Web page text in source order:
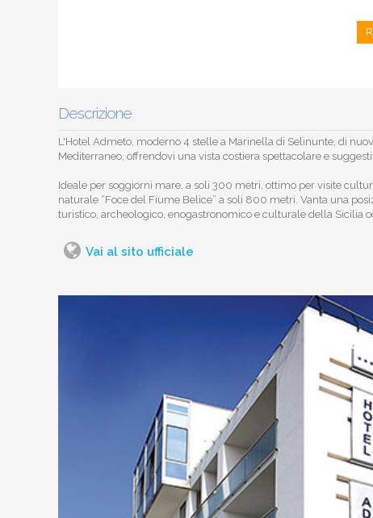
Descrizione
L'Hotel Admeto, moderno 4 stelle a Marinella di Selinunte, di
Mediterraneo, offrendovi una vista costiera spettacolare e
Ideale per soggiorni mare, a soli 300 metri, ottimo per visite
naturale “Foce del Fiume Belice” a soli 800 metri. Vanta una
turistico, archeologico, enogastronomico e culturale della Sicilia
Vai al sito ufficiale